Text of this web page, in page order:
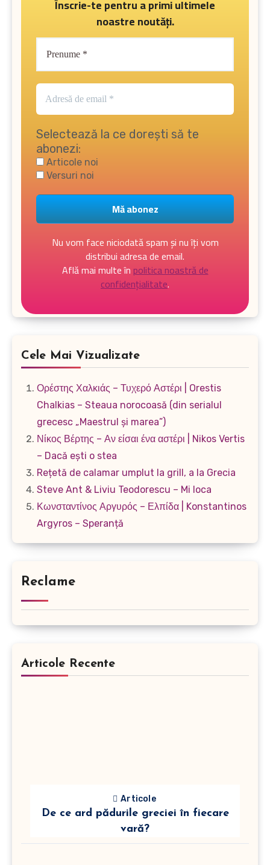
Înscrie-te pentru a primi ultimele
noastre noutăți.
Selectează la ce dorești să te
abonezi:
Articole noi
Versuri noi
Nu vom face niciodată spam și nu îți vom
distribui adresa de email.
Află mai multe în politica noastră de
confidențialitate.
Cele Mai Vizualizate
Ορέστης Χαλκιάς – Τυχερό Αστέρι | Orestis
Chalkias – Steaua norocoasă (din serialul
grecesc „Maestrul și marea”)
Νίκος Βέρτης – Αν είσαι ένα αστέρι | Nikos Vertis
– Dacă ești o stea
Rețetă de calamar umplut la grill, a la Grecia
Steve Ant & Liviu Teodorescu – Mi loca
Κωνσταντίνος Αργυρός – Ελπίδα | Konstantinos
Argyros – Speranță
Reclame
Articole Recente
Articole
De ce ard pădurile greciei în fiecare
vară?